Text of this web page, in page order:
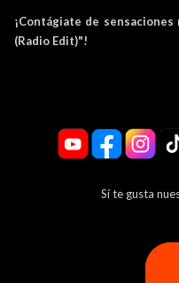
¡Contágiate de
(Radio Edit)"!
Sí te gusta